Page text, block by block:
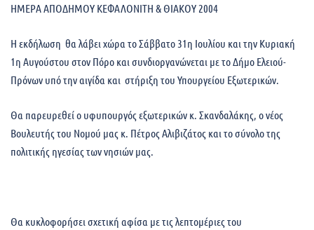
ΗΜΕΡΑ ΑΠΟΔΗΜΟΥ ΚΕΦΑΛΟΝΙΤΗ & ΘΙΑΚΟΥ 2004
Η εκδήλωση θα λάβει χώρα το Σάββατο 31η Ιουλίου και την Κυριακή
1η Αυγούστου στον Πόρο και συνδιοργανώνεται με το Δήμο Ελειού-
Πρόνων υπό την αιγίδα και στήριξη του Υπουργείου Εξωτερικών.
Θα παρευρεθεί ο υφυπουργός εξωτερικών κ. Σκανδαλάκης, ο νέος
Βουλευτής του Νομού μας κ. Πέτρος Αλιβιζάτος και το σύνολο της
πολιτικής ηγεσίας των νησιών μας.
Θα κυκλοφορήσει σχετική αφίσα με τις λεπτομέριες του